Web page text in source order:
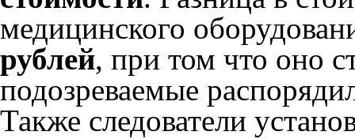
медицинского
рублей, при том что оно
подозреваемые
Также следователи